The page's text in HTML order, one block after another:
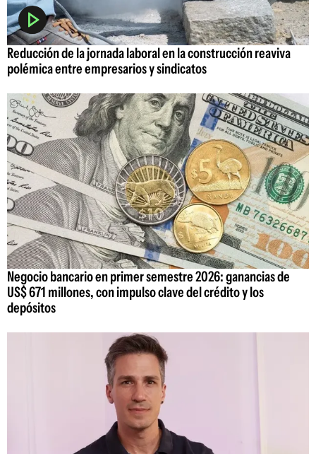
Reducción de la jornada laboral en la construcción reaviva
polémica entre empresarios y sindicatos
Negocio bancario en primer semestre 2026: ganancias de
US$ 671 millones, con impulso clave del crédito y los
depósitos